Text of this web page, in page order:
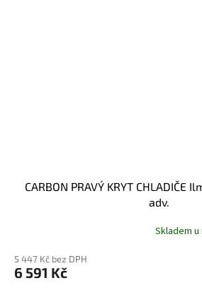
CARBON PRAVÝ KRYT CHLADIČE
adv.
Skladem
5 447 Kč bez DPH
6 591 Kč